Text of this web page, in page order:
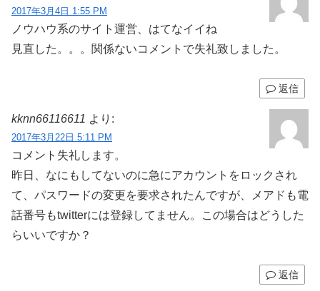
2017年3月4日 1:55 PM
ノウハウ系のサイト運営、はてなイイね
見直した。。。関係ないコメントで失礼致しました。
返信
kknn66116611 より:
2017年3月22日 5:11 PM
コメント失礼します。
昨日、なにもしてないのに急にアカウントをロックされ
て、パスワードの変更を要求されたんですが、メアドも電
話番号もtwitterには登録してません。この場合はどうした
らいいですか？
返信